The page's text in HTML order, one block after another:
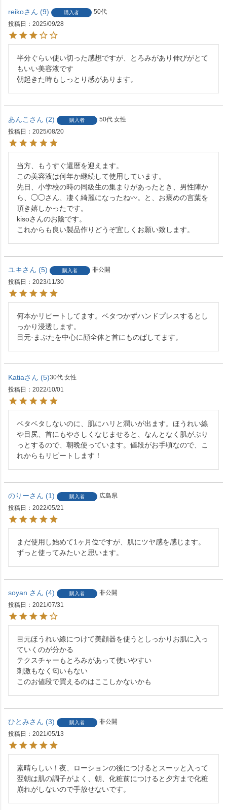
reiko 9 購入者
50代
投稿日
2025/09/28
半分ぐらい使い切った感想ですが、とろみがあり伸びがとて
もいい美容液です
朝起きた時もしっとり感があります。
あんこ 2 購入者 50代 女性
投稿日
2025/08/20
当方、もうすぐ還暦を迎えます。
この美容液は何年か継続して使用しています。
先日、小学校の時の同級生の集まりがあったとき、男性陣か
ら、◯◯さん、凄く綺麗になったね〰︎。と、お褒めの言葉を
頂き嬉しかったです。
kisoさんのお陰です。
これからも良い製品作りどうぞ宜しくお願い致します。
ユキ 5 購入者
非公開
投稿日
2023/11/30
何本かリピートしてます。ベタつかずハンドプレスするとし
っかり浸透します。
目元·まぶたを中心に顔全体と首にものばしてます。
Katia 5 30代 女性
投稿日
2022/10/01
ベタベタしないのに、肌にハリと潤いが出ます。ほうれい線
や目尻、首にもやさしくなじませると、なんとなく肌がぷり
っとするので、朝晩使っています。値段がお手頃なので、こ
れからもリピートします！
のりー 1 購入者
広島県
投稿日
2022/05/21
まだ使用し始めて1ヶ月位ですが、肌にツヤ感を感じます。
ずっと使ってみたいと思います。
soyan 4 購入者
非公開
投稿日
2021/07/31
目元ほうれい線につけて美顔器を使うとしっかりお肌に入っ
ていくのが分かる
テクスチャーもとろみがあって使いやすい
刺激もなく匂いもない
このお値段で買えるのはここしかないかも
ひとみ 3 購入者
非公開
投稿日
2021/05/13
素晴らしい！夜、ローションの後につけるとスーッと入って
翌朝は肌の調子がよく、朝、化粧前につけると夕方まで化粧
崩れがしないので手放せないです。